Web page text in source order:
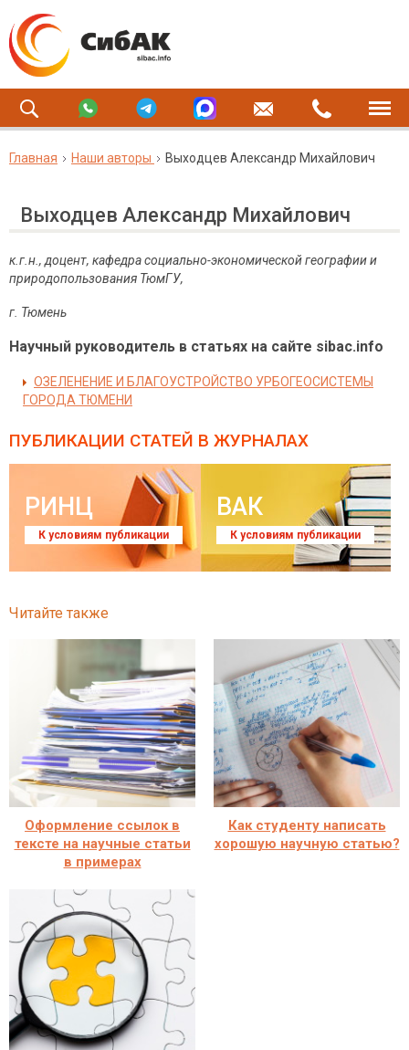
Главная Наши авторы Выходцев Александр Михайлович
Выходцев Александр Михайлович
к.г.н., доцент, кафедра социально-экономической географии и
природопользования ТюмГУ,
г. Тюмень
Научный руководитель в статьях на сайте sibac.info
ОЗЕЛЕНЕНИЕ И БЛАГОУСТРОЙСТВО УРБОГЕОСИСТЕМЫ
ГОРОДА ТЮМЕНИ
ПУБЛИКАЦИИ СТАТЕЙ В ЖУРНАЛАХ
РИНЦ
К условиям публикации
ВАК
К условиям публикации
Читайте также
Оформление ссылок в
тексте на научные статьи
в примерах
Как студенту написать
хорошую научную статью?